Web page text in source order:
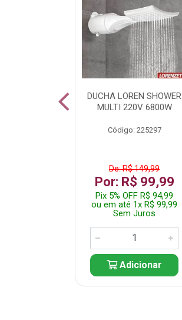
DUCHA LOREN SHOWER
MULTI 220V 6800W
Código: 225297
De: R$ 149,99
Por: R$ 99,99
Pix 5% OFF R$ 94,99
ou em até 1x R$ 99,99
Sem Juros
Adicionar